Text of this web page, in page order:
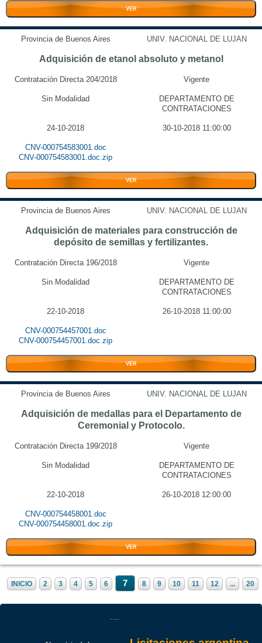
VER
Provincia de Buenos Aires UNIV. NACIONAL DE LUJAN
Adquisición de etanol absoluto y metanol
Contratación Directa 204/2018 Vigente
Sin Modalidad
DEPARTAMENTO DE
CONTRATACIONES
24-10-2018 30-10-2018 11:00:00
CNV-000754583001.doc
CNV-000754583001.doc.zip
VER
Provincia de Buenos Aires UNIV. NACIONAL DE LUJAN
Adquisición de materiales para construcción de
depósito de semillas y fertilizantes.
Contratación Directa 196/2018 Vigente
Sin Modalidad
DEPARTAMENTO DE
CONTRATACIONES
22-10-2018 26-10-2018 11:00:00
CNV-000754457001.doc
CNV-000754457001.doc.zip
VER
Provincia de Buenos Aires UNIV. NACIONAL DE LUJAN
Adquisición de medallas para el Departamento de
Ceremonial y Protocolo.
Contratación Directa 199/2018 Vigente
Sin Modalidad
DEPARTAMENTO DE
CONTRATACIONES
22-10-2018 26-10-2018 12:00:00
CNV-000754458001.doc
CNV-000754458001.doc.zip
VER
INICIO 2 3 4 5 6 7 8 9 10 11 12 ... 20